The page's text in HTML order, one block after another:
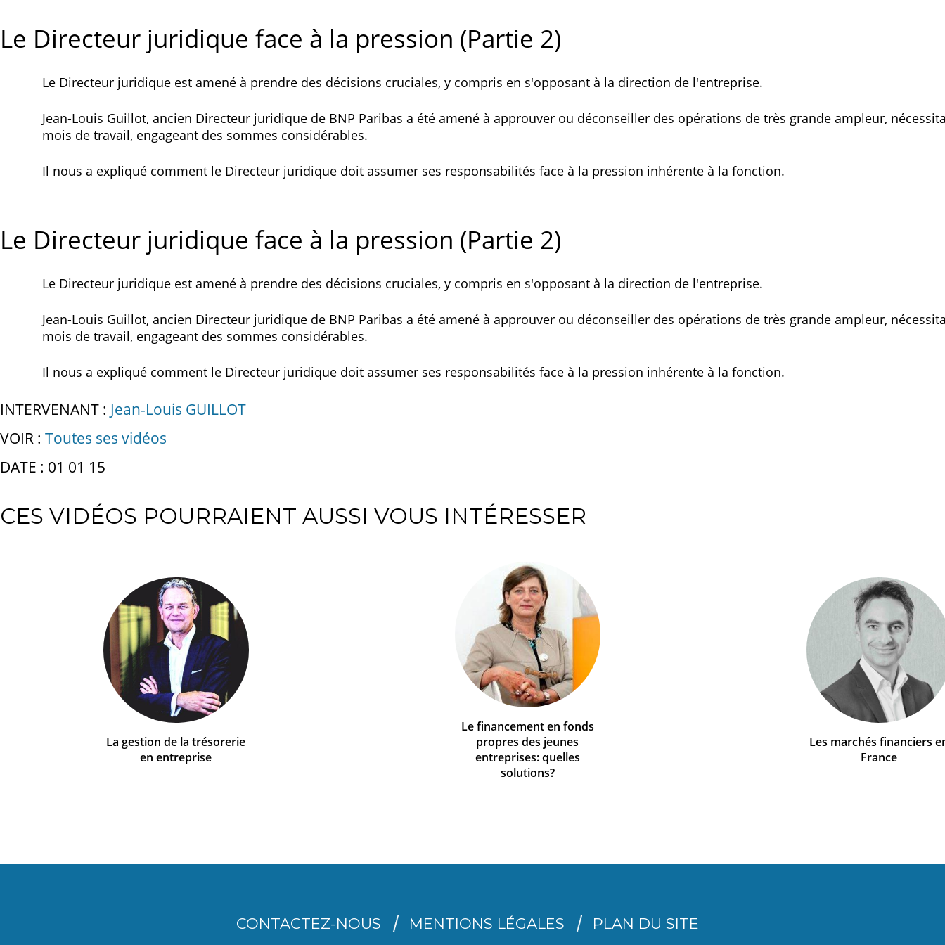
Le Directeur juridique face à la pression (Partie 2)
Le Directeur juridique est amené à prendre des décisions cruciales, y compris en s'opposant à la direction de l'entreprise.
Jean-Louis Guillot, ancien Directeur juridique de BNP Paribas a été amené à approuver ou déconseiller des opérations de très grande ampleur,
mois de travail, engageant des sommes considérables.
Il nous a expliqué comment le Directeur juridique doit assumer ses responsabilités face à la pression inhérente à la fonction.
Le Directeur juridique face à la pression (Partie 2)
Le Directeur juridique est amené à prendre des décisions cruciales, y compris en s'opposant à la direction de l'entreprise.
Jean-Louis Guillot, ancien Directeur juridique de BNP Paribas a été amené à approuver ou déconseiller des opérations de très grande ampleur,
mois de travail, engageant des sommes considérables.
Il nous a expliqué comment le Directeur juridique doit assumer ses responsabilités face à la pression inhérente à la fonction.
INTERVENANT : Jean-Louis GUILLOT
VOIR : Toutes ses vidéos
DATE : 01 01 15
CES VIDÉOS POURRAIENT AUSSI VOUS INTÉRESSER
La gestion de la trésorerie
en entreprise
Le financement en fonds
propres des jeunes
entreprises: quelles
solutions?
Les marchés financiers
France
CONTACTEZ-NOUS MENTIONS LÉGALES PLAN DU SITE